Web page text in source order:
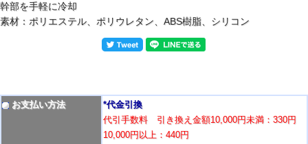
幹部を手軽に冷却
素材：ポリエステル、ポリウレタン、ABS樹脂、シリコン
お支払い方法
*代金引換
代引手数料 引き換え金額10,000円未満：330円
10,000円以上：440円